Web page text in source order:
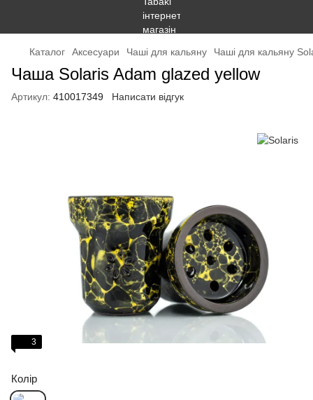
Каталог Аксесуари Чаші для кальяну Чаші для кальяну
Чаша Solaris Adam glazed yellow
Артикул: 410017349 Написати відгук
3
Колір